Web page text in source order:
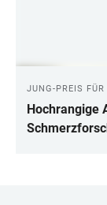
JUNG-PREIS
Hochrangige